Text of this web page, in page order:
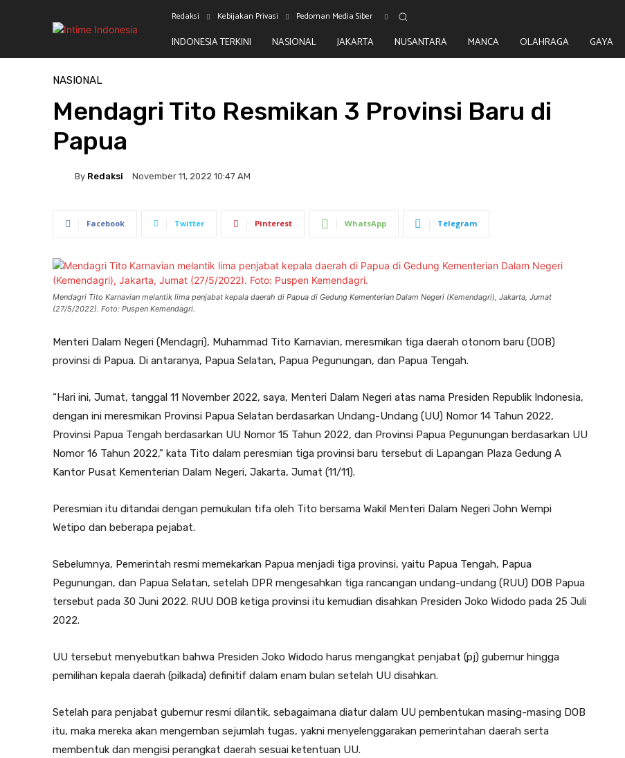
Redaksi Kebijakan Privasi Pedoman Media Siber
INDONESIA TERKINI NASIONAL JAKARTA NUSANTARA MANCA OLAHRAGA GAYA
NASIONAL
Mendagri Tito Resmikan 3 Provinsi Baru di
Papua
By Redaksi November 11, 2022 10:47 AM
Facebook Twitter Pinterest WhatsApp Telegram
Mendagri Tito Karnavian melantik lima penjabat kepala daerah di Papua di Gedung Kementerian Dalam Negeri (Kemendagri), Jakarta, Jumat
(27/5/2022). Foto: Puspen Kemendagri.
Menteri Dalam Negeri (Mendagri), Muhammad Tito Karnavian, meresmikan tiga daerah otonom baru (DOB)
provinsi di Papua. Di antaranya, Papua Selatan, Papua Pegunungan, dan Papua Tengah.
“Hari ini, Jumat, tanggal 11 November 2022, saya, Menteri Dalam Negeri atas nama Presiden Republik Indonesia,
dengan ini meresmikan Provinsi Papua Selatan berdasarkan Undang-Undang (UU) Nomor 14 Tahun 2022,
Provinsi Papua Tengah berdasarkan UU Nomor 15 Tahun 2022, dan Provinsi Papua Pegunungan berdasarkan UU
Nomor 16 Tahun 2022,” kata Tito dalam peresmian tiga provinsi baru tersebut di Lapangan Plaza Gedung A
Kantor Pusat Kementerian Dalam Negeri, Jakarta, Jumat (11/11).
Peresmian itu ditandai dengan pemukulan tifa oleh Tito bersama Wakil Menteri Dalam Negeri John Wempi
Wetipo dan beberapa pejabat.
Sebelumnya, Pemerintah resmi memekarkan Papua menjadi tiga provinsi, yaitu Papua Tengah, Papua
Pegunungan, dan Papua Selatan, setelah DPR mengesahkan tiga rancangan undang-undang (RUU) DOB Papua
tersebut pada 30 Juni 2022. RUU DOB ketiga provinsi itu kemudian disahkan Presiden Joko Widodo pada 25 Juli
2022.
UU tersebut menyebutkan bahwa Presiden Joko Widodo harus mengangkat penjabat (pj) gubernur hingga
pemilihan kepala daerah (pilkada) definitif dalam enam bulan setelah UU disahkan.
Setelah para penjabat gubernur resmi dilantik, sebagaimana diatur dalam UU pembentukan masing-masing DOB
itu, maka mereka akan mengemban sejumlah tugas, yakni menyelenggarakan pemerintahan daerah serta
membentuk dan mengisi perangkat daerah sesuai ketentuan UU.